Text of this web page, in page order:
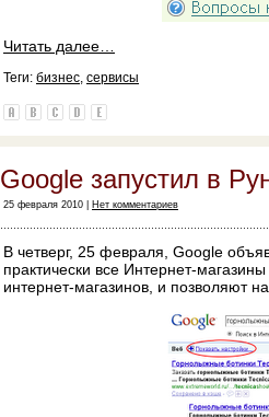
Читать далее…
Теги: бизнес, сервисы
Google запустил в
25 февраля 2010 | Нет комментариев
В четверг, 25 февраля, Google
практически все Интернет-
интернет-магазинов, и позволяют